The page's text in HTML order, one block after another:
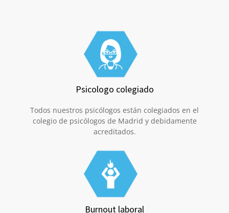
Psicologo colegiado
Todos nuestros psicólogos están colegiados en el
colegio de psicólogos de Madrid y debidamente
acreditados.
Burnout laboral